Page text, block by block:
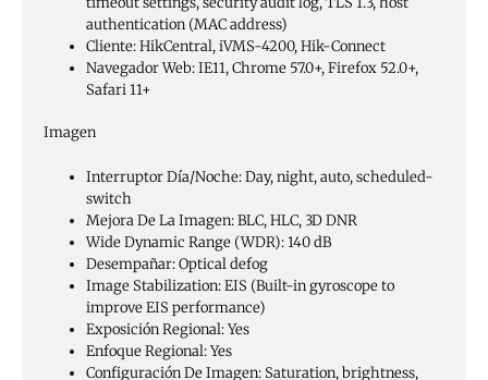
authentication (MAC address)
Cliente:HikCentral, iVMS-4200, Hik-Connect
Navegador Web:IE11, Chrome 57.0+, Firefox 52.0+,
Safari 11+
Imagen
Interruptor Día/Noche:Day, night, auto, scheduled-
switch
Mejora De La Imagen:BLC, HLC, 3D DNR
Wide Dynamic Range (WDR):140 dB
Desempañar:Optical defog
Image Stabilization:EIS (Built-in gyroscope to
improve EIS performance)
Exposición Regional:Yes
Enfoque Regional:Yes
Configuración De Imagen: Saturation, brightness,